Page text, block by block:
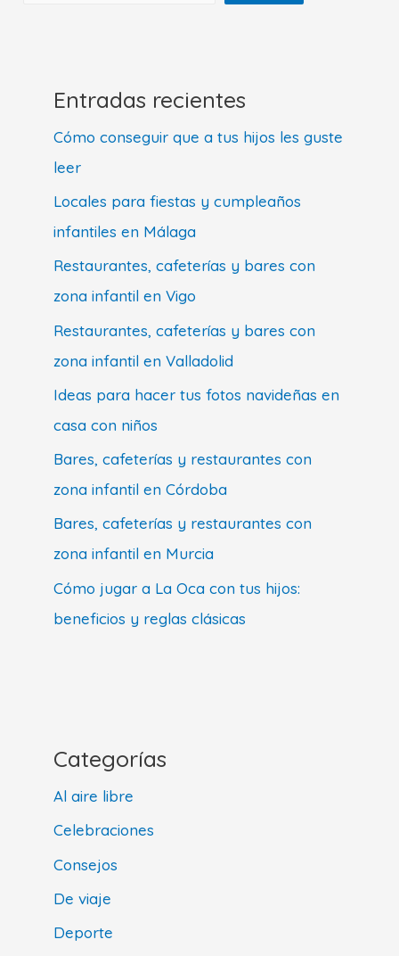
Entradas recientes
Cómo conseguir que a tus hijos les guste
leer
Locales para fiestas y cumpleaños
infantiles en Málaga
Restaurantes, cafeterías y bares con
zona infantil en Vigo
Restaurantes, cafeterías y bares con
zona infantil en Valladolid
Ideas para hacer tus fotos navideñas en
casa con niños
Bares, cafeterías y restaurantes con
zona infantil en Córdoba
Bares, cafeterías y restaurantes con
zona infantil en Murcia
Cómo jugar a La Oca con tus hijos:
beneficios y reglas clásicas
Categorías
Al aire libre
Celebraciones
Consejos
De viaje
Deporte